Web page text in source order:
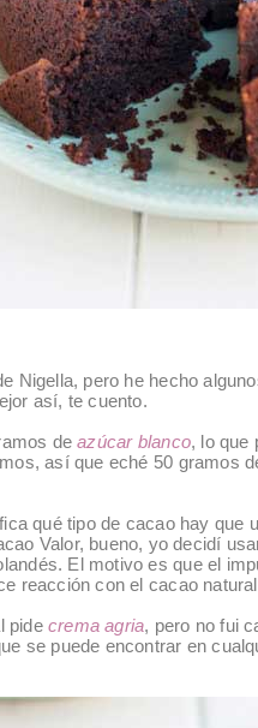
Nigella, pero he hecho
así, te cuento.
deazúcar blanco, lo que
así que eché 50 gramos
qué tipo de cacao hay que
Valor, bueno, yo decidí
El motivo es que el
reacción con el cacao
pide crema agria, pero no fui
se puede encontrar en